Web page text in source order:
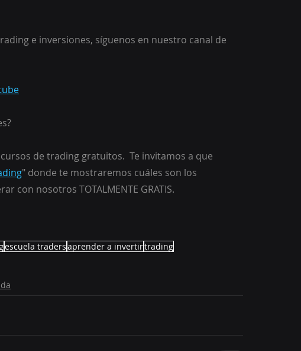
e inversiones, síguenos en nuestro canal de
de trading gratuitos.  Te invitamos a que
" donde te mostraremos cuáles son los
con nosotros TOTALMENTE GRATIS.
escuela tradersaprender a invertirtrading